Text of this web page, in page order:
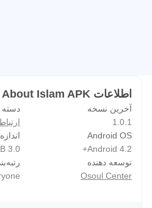
اطلاعات Ask Now About Islam APK
آخرین نسخه
1.0.1
دسته
Android OS
Android 4.2+
3.0 MB
توسعه دهنده
Osoul Center